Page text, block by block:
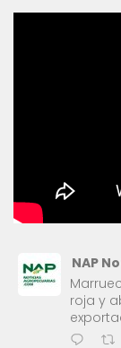
NAP
roja y